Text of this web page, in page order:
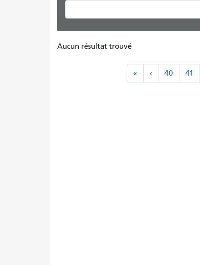
Aucun résultat trouvé
««
Premier
‹‹
Précédent
40 41